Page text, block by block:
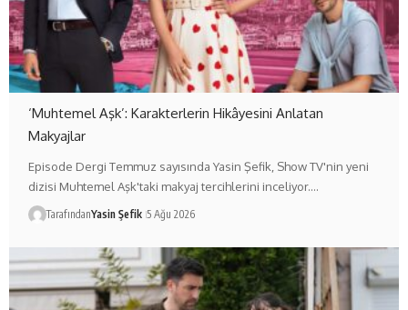
‘Muhtemel Aşk’: Karakterlerin Hikâyesini Anlatan
Makyajlar
Episode Dergi Temmuz sayısında Yasin Şefik, Show TV'nin yeni
dizisi Muhtemel Aşk'taki makyaj tercihlerini inceliyor.…
TarafındanYasin Şefik 5 Ağu 2026